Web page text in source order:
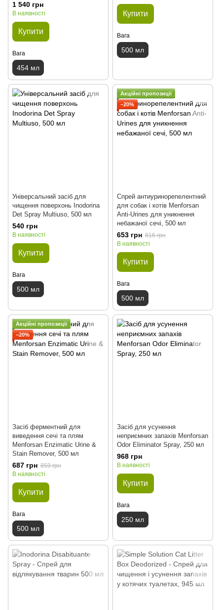
1 540 грн
В наявності
Купити
Вага
454 мл
Купити
Вага
500 мл
Універсальний засіб для
чищення поверхонь Inodorina
Det Spray Multiuso, 500 мл
540 грн
В наявності
Купити
Вага
500 мл
Акційні пропозиції
−20%
Спрей aнтиуринорепелентний
для собак і котів Menforsan
Anti-Urines для уникнення
небажаної сечі, 500 мл
653 грн 816 грн
В наявності
Купити
Вага
500 мл
Акційні пропозиції
−20%
Засіб ферментний для
виведення сечі та плям
Menforsan Enzimatic Urine &
Stain Remover, 500 мл
687 грн 859 грн
В наявності
Купити
Вага
500 мл
Засіб для усунення
неприємних запахів Menforsan
Odor Eliminator Spray, 250 мл
968 грн
В наявності
Купити
Вага
250 мл